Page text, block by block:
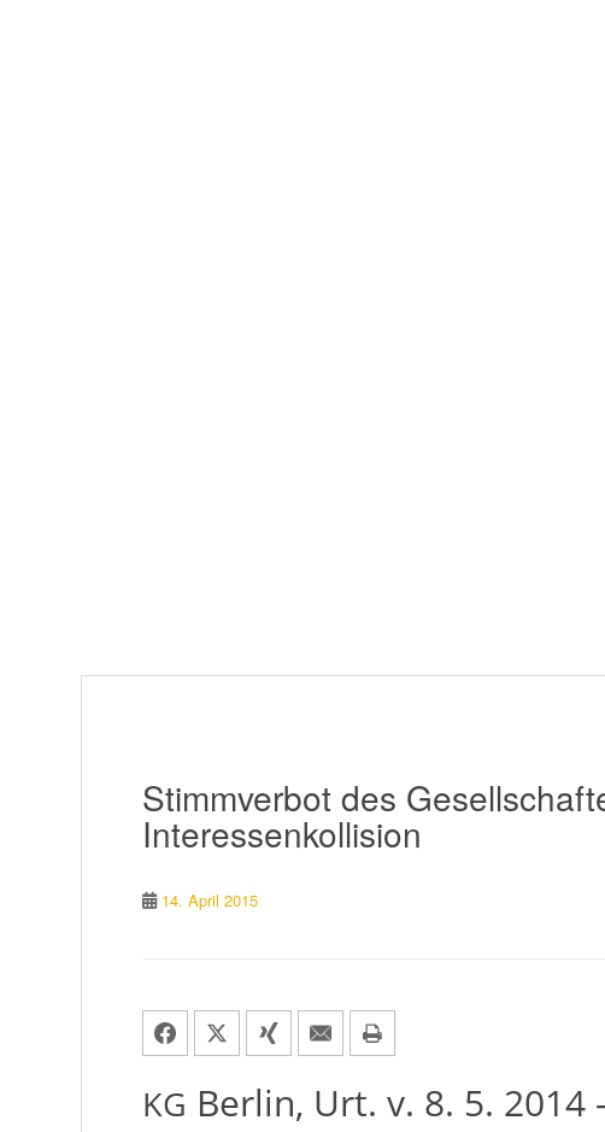
Stimmverbot des
Interessenkollision
14. April 2015
KG Berlin, Urt. v. 8. 5. 2014